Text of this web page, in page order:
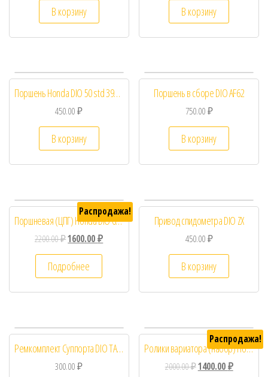
В корзину В корзину
Поршень Honda DIO 50 std 39мм
450.00₽
В корзину
Поршень в сборе DIO AF62
750.00₽
В корзину
Распродажа!
Поршневая (ЦПГ) Honda DIO 65 (Ø43, p-12)
2200.00₽1600.00₽
Подробнее
Привод спидометра DIO ZX
450.00₽
В корзину
Ремкомплект Суппорта DIO TACT
300.00₽
Распродажа!
Ролики вариатора (набор) Honda DIO , GY6 50 16-13 4/5/6/7/8/9g
2000.00₽1400.00₽